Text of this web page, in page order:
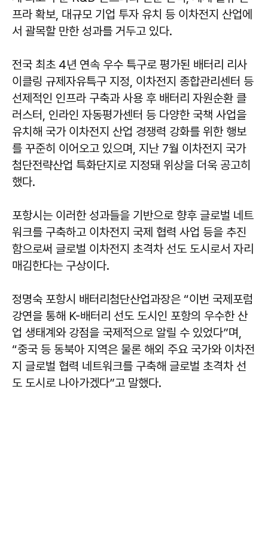
프라 확보, 대규모 기업 투자 유치 등 이차전지 산업에
서 괄목할 만한 성과를 거두고 있다.
전국 최초 4년 연속 우수 특구로 평가된 배터리 리사
이클링 규제자유특구 지정, 이차전지 종합관리센터 등
선제적인 인프라 구축과 사용 후 배터리 자원순환 클
러스터, 인라인 자동평가센터 등 다양한 국책 사업을
유치해 국가 이차전지 산업 경쟁력 강화를 위한 행보
를 꾸준히 이어오고 있으며, 지난 7월 이차전지 국가
첨단전략산업 특화단지로 지정돼 위상을 더욱 공고히
했다.
포항시는 이러한 성과들을 기반으로 향후 글로벌 네트
워크를 구축하고 이차전지 국제 협력 사업 등을 추진
함으로써 글로벌 이차전지 초격차 선도 도시로서 자리
매김한다는 구상이다.
정명숙 포항시 배터리첨단산업과장은 “이번 국제포럼
강연을 통해 K-배터리 선도 도시인 포항의 우수한 산
업 생태계와 강점을 국제적으로 알릴 수 있었다”며,
“중국 등 동북아 지역은 물론 해외 주요 국가와 이차전
지 글로벌 협력 네트워크를 구축해 글로벌 초격차 선
도 도시로 나아가겠다”고 말했다.